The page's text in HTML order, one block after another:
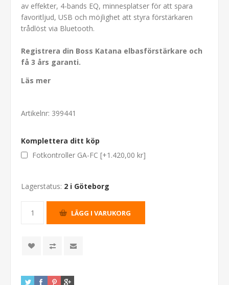
av effekter, 4-bands EQ, minnesplatser för att spara
favoritljud, USB och möjlighet att styra förstärkaren
trådlöst via Bluetooth.
Registrera din Boss Katana elbasförstärkare och
få 3 års garanti.
Läs mer
Artikelnr: 399441
Komplettera ditt köp
Fotkontroller GA-FC [+1.420,00 kr]
Lagerstatus: 2 i Göteborg